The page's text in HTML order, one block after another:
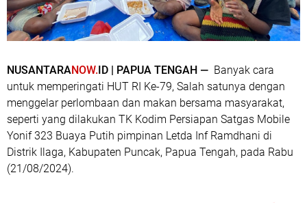
NUSANTARANOW.ID | PAPUA TENGAH — Banyak cara
untuk memperingati HUT RI Ke-79, Salah satunya dengan
menggelar perlombaan dan makan bersama masyarakat,
seperti yang dilakukan TK Kodim Persiapan Satgas Mobile
Yonif 323 Buaya Putih pimpinan Letda Inf Ramdhani di
Distrik Ilaga, Kabupaten Puncak, Papua Tengah, pada Rabu
(21/08/2024).